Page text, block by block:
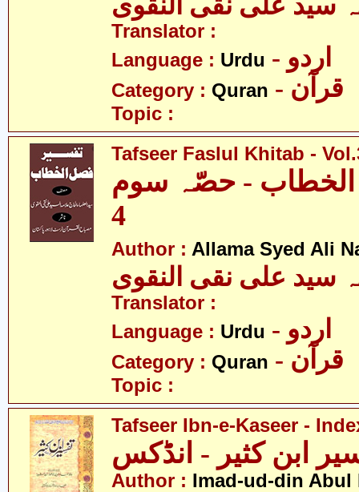
Translator :
Language : Urdu - اردو
Category : Quran - قرآن
Topic :
Tafseer Faslul Khitab -
- حصّہ سوم
4
Author : Allama Syed Ali
سید علی نقی النقوی
Translator :
Language : Urdu - اردو
Category : Quran - قرآن
Topic :
Tafseer Ibn-e-Kaseer -
ابن کثیر - انڈکس
Author : Imad-ud-din Abul